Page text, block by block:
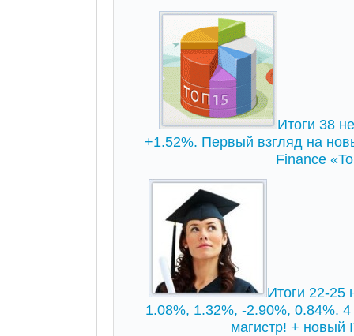
Итоги 38
+1.52%. Первый взгляд на
Finance
Итоги 22-25
1.08%, 1.32%, -2.90%, 0.84%. 4
магистр! + новый